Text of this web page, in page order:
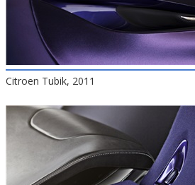
Citroen Tubik, 2011